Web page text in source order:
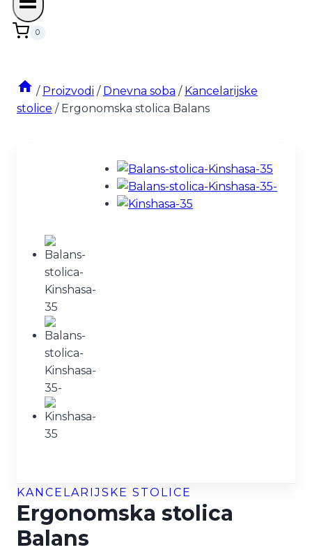
0
/ Proizvodi / Dnevna soba / Kancelarijske
stolice / Ergonomska stolica Balans
KANCELARIJSKE STOLICE
Ergonomska stolica
Balans